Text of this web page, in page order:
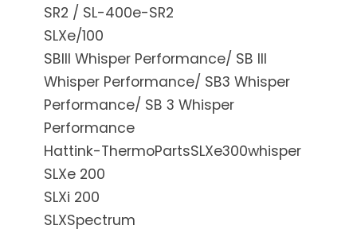
SR2 / SL-400e-SR2
SLXe/100
SBIII Whisper Performance/ SB III
Whisper Performance/ SB3 Whisper
Performance/ SB 3 Whisper
Performance
Hattink-ThermoPartsSLXe300whisper
SLXe 200
SLXi 200
SLXSpectrum